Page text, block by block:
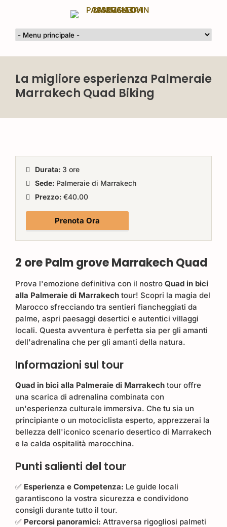
La migliore esperienza Palmeraie
Marrakech Quad Biking
Durata: 3 ore
Sede: Palmeraie di Marrakech
Prezzo: €40.00
Prenota Ora
2 orePalm groveMarrakech Quad
Prova l'emozione definitiva con il nostro Quad in bici
alla Palmeraie di Marrakech tour! Scopri la magia del
Marocco sfrecciando tra sentieri fiancheggiati da
palme, aspri paesaggi desertici e autentici villaggi
locali. Questa avventura è perfetta sia per gli amanti
dell'adrenalina che per gli amanti della natura.
Informazioni sul tour
Quad in bici alla Palmeraie di Marrakech tour offre
una scarica di adrenalina combinata con
un'esperienza culturale immersiva. Che tu sia un
principiante o un motociclista esperto, apprezzerai la
bellezza dell'iconico scenario desertico di Marrakech
e la calda ospitalità marocchina.
Punti salienti del tour
✅ Esperienza e Competenza: Le guide locali
garantiscono la vostra sicurezza e condividono
consigli durante tutto il tour.
✅ Percorsi panoramici: Attraversa rigogliosi palmeti